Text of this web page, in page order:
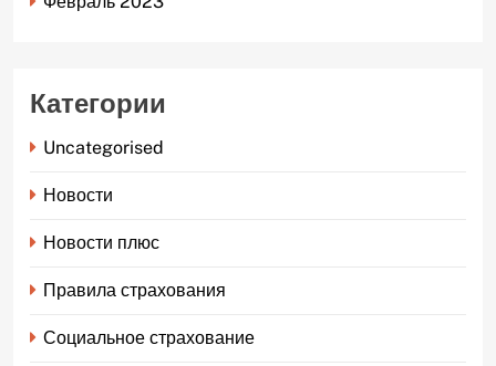
Категории
Uncategorised
Новости
Новости плюс
Правила страхования
Социальное страхование